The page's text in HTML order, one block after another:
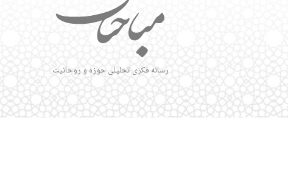
رسانه فکری تحلیلی حوزه و روحانیت